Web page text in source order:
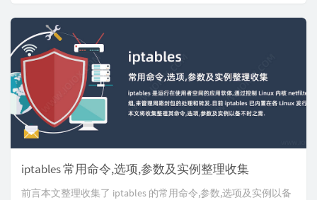
iptables 常用命令,选项,参数及实例整理收集
前言本文整理收集了 iptables 的常用命令,参数,选项及实例以备